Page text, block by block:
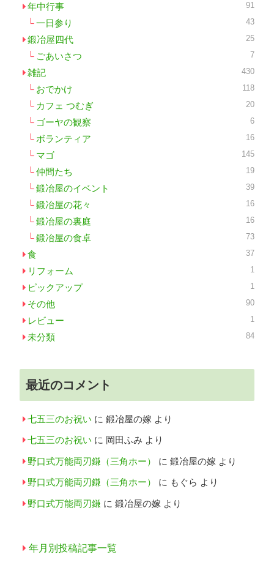
年中行事 91
一日参り 43
鍛冶屋四代 25
ごあいさつ 7
雑記 430
おでかけ 118
カフェ つむぎ 20
ゴーヤの観察 6
ボランティア 16
マゴ 145
仲間たち 19
鍛冶屋のイベント 39
鍛冶屋の花々 16
鍛冶屋の裏庭 16
鍛冶屋の食卓 73
食 37
リフォーム 1
ピックアップ 1
その他 90
レビュー 1
未分類 84
最近のコメント
七五三のお祝い に 鍛冶屋の嫁 より
七五三のお祝い に 岡田ふみ より
野口式万能両刃鎌（三角ホー） に 鍛冶屋の嫁 より
野口式万能両刃鎌（三角ホー） に もぐら より
野口式万能両刃鎌 に 鍛冶屋の嫁 より
年月別投稿記事一覧